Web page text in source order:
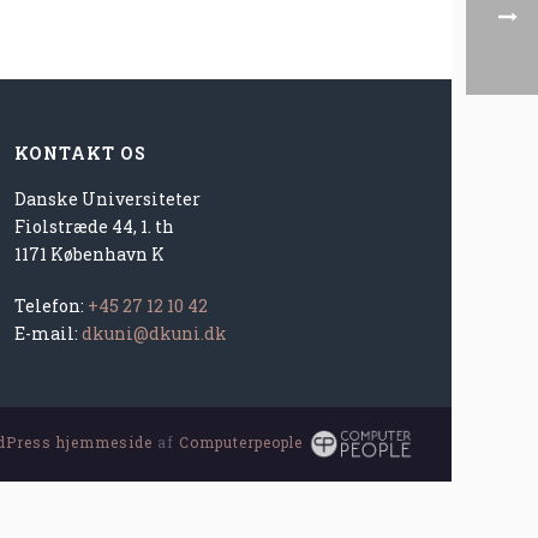
KONTAKT OS
Danske Universiteter
Fiolstræde 44, 1. th
1171 København K
Telefon: +45 27 12 10 42
E-mail:dkuni@dkuni.dk
hjemmeside af Computerpeople